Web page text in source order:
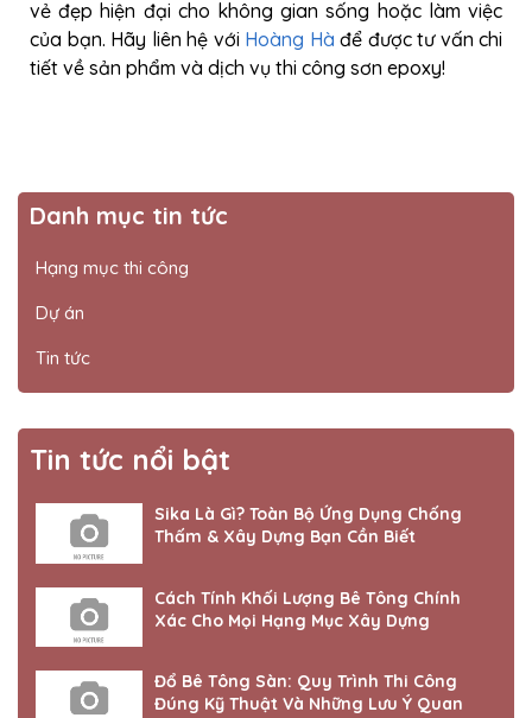
vẻ đẹp hiện đại cho không gian sống hoặc làm việc
của bạn. Hãy liên hệ với Hoàng Hà để được tư vấn chi
tiết về sản phẩm và dịch vụ thi công sơn epoxy!
Danh mục tin tức
Hạng mục thi công
Dự án
Tin tức
Tin tức nổi bật
Sika Là Gì? Toàn Bộ Ứng Dụng Chống
Thấm & Xây Dựng Bạn Cần Biết
Cách Tính Khối Lượng Bê Tông Chính
Xác Cho Mọi Hạng Mục Xây Dựng
Đổ Bê Tông Sàn: Quy Trình Thi Công
Đúng Kỹ Thuật Và Những Lưu Ý Quan